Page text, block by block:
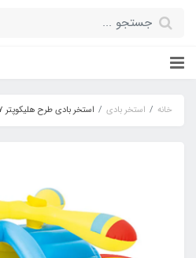
خانه استخر بادی استخر بادی طرح هلیکوپتر 52217